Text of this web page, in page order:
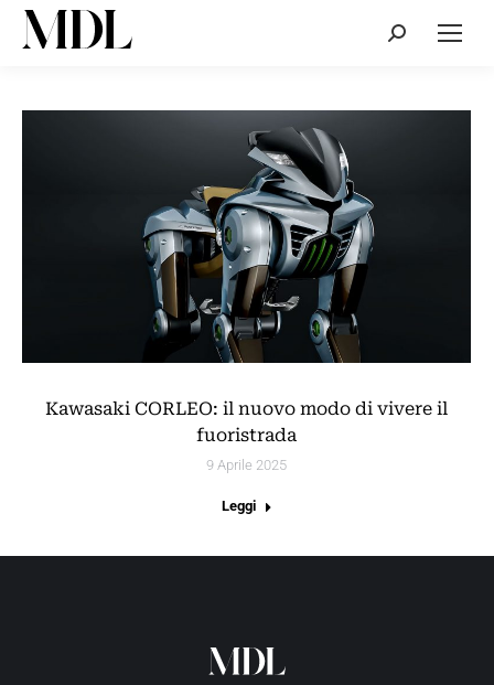
Cerca:
Kawasaki CORLEO: il nuovo modo di vivere il
fuoristrada
9 Aprile 2025
Leggi